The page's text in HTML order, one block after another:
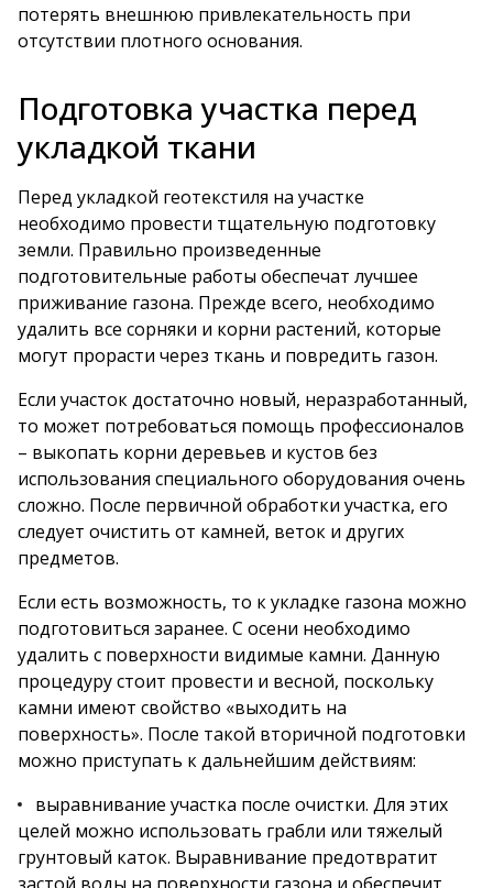
потерять внешнюю привлекательность при
отсутствии плотного основания.
Подготовка участка перед
укладкой ткани
Перед укладкой геотекстиля на участке
необходимо провести тщательную подготовку
земли. Правильно произведенные
подготовительные работы обеспечат лучшее
приживание газона. Прежде всего, необходимо
удалить все сорняки и корни растений, которые
могут прорасти через ткань и повредить газон.
Если участок достаточно новый, неразработанный,
то может потребоваться помощь профессионалов
– выкопать корни деревьев и кустов без
использования специального оборудования очень
сложно. После первичной обработки участка, его
следует очистить от камней, веток и других
предметов.
Если есть возможность, то к укладке газона можно
подготовиться заранее. С осени необходимо
удалить с поверхности видимые камни. Данную
процедуру стоит провести и весной, поскольку
камни имеют свойство «выходить на
поверхность». После такой вторичной подготовки
можно приступать к дальнейшим действиям:
выравнивание участка после очистки. Для этих
целей можно использовать грабли или тяжелый
грунтовый каток. Выравнивание предотвратит